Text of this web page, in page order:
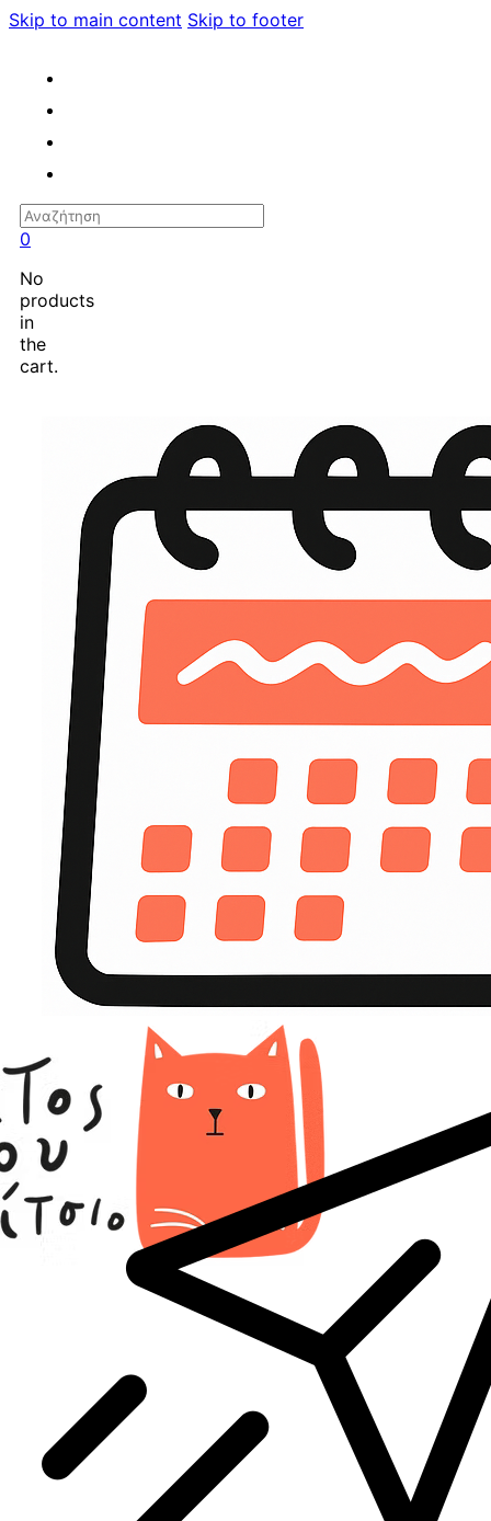
Skip to main content Skip to footer
Search
0
No
products
in
the
cart.